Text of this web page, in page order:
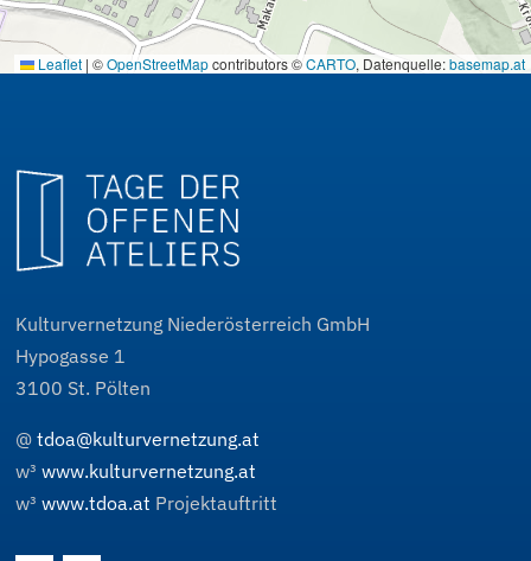
Leaflet | ©OpenStreetMapcontributors ©CARTO, Datenquelle:basemap.at
Kulturvernetzung Niederösterreich GmbH
Hypogasse 1
3100 St. Pölten
@tdoa@kulturvernetzung.at
w³www.kulturvernetzung.at
w³www.tdoa.at Projektauftritt